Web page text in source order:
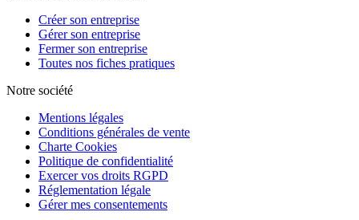
Créer son entreprise
Gérer son entreprise
Fermer son entreprise
Toutes nos fiches pratiques
Notre société
Mentions légales
Conditions générales de vente
Charte Cookies
Politique de confidentialité
Exercer vos droits RGPD
Réglementation légale
Gérer mes consentements